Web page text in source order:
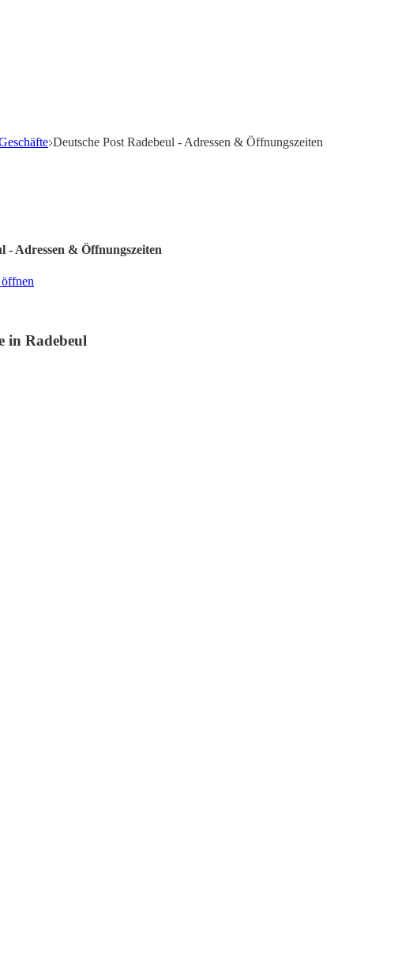
Deutsche Post Radebeul - Adressen & Öffnungszeiten
- Adressen & Öffnungszeiten
in Radebeul